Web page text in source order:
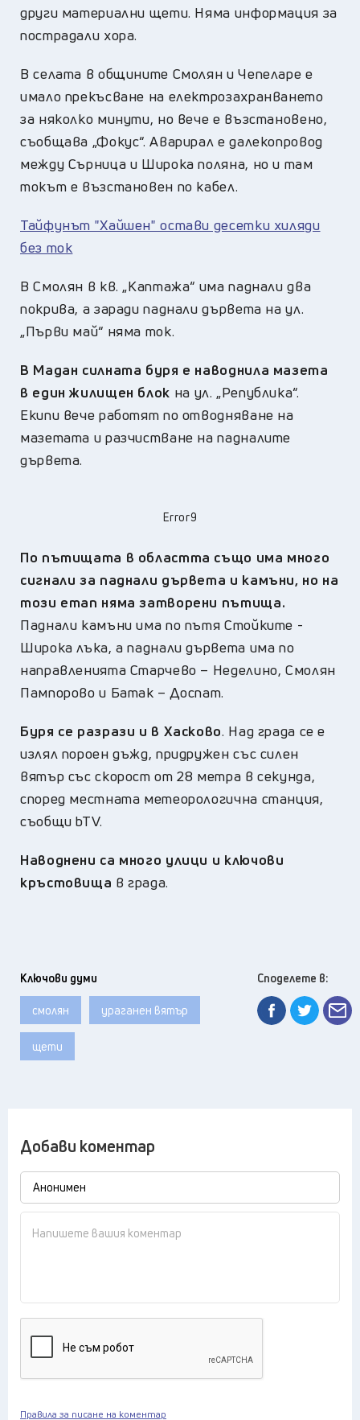
други материални щети. Няма информация за
пострадали хора.
В селата в общините Смолян и Чепеларе е
имало прекъсване на електрозахранването
за няколко минути, но вече е възстановено,
съобщава „Фокус“. Аварирал е далекопровод
между Сърница и Широка поляна, но и там
токът е възстановен по кабел.
Тайфунът "Хайшен" остави десетки хиляди
без ток
В Смолян в кв. „Каптажа“ има паднали два
покрива, а заради паднали дървета на ул.
„Първи май“ няма ток.
В Мадан силната буря е наводнила мазета
в един жилищен блок на ул. „Република“.
Екипи вече работят по отводняване на
мазетата и разчистване на падналите
дървета.
Error9
По пътищата в областта също има много
сигнали за паднали дървета и камъни, но на
този етап няма затворени пътища.
Паднали камъни има по пътя Стойките -
Широка лъка, а паднали дървета има по
направленията Старчево – Неделино, Смолян
Пампорово и Батак – Доспат.
Буря се разрази и в Хасково. Над града се е
излял пороен дъжд, придружен със силен
вятър със скорост от 28 метра в секунда,
според местната метеорологична станция,
съобщи bTV.
Наводнени са много улици и ключови
кръстовища в града.
Ключови думи
смолян ураганен вятър
щети
Споделете в:
Добави коментар
Правила за писане на коментар